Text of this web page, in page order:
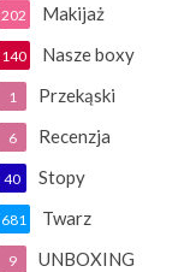
Makijaż
202
Nasze boxy
140
Przekąski
1
Recenzja
6
Stopy
40
Twarz
681
UNBOXING
9